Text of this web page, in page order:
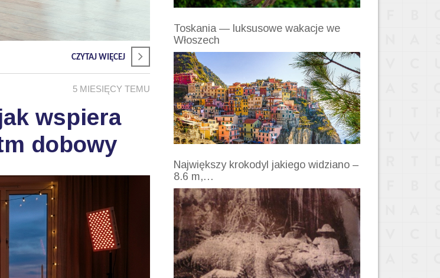
CZYTAJ WIĘCEJ
5 MIESIĘCY TEMU
wspiera
dobowy
Toskania — luksusowe wakacje we
Włoszech
Największy krokodyl jakiego widziano –
8.6 m,…